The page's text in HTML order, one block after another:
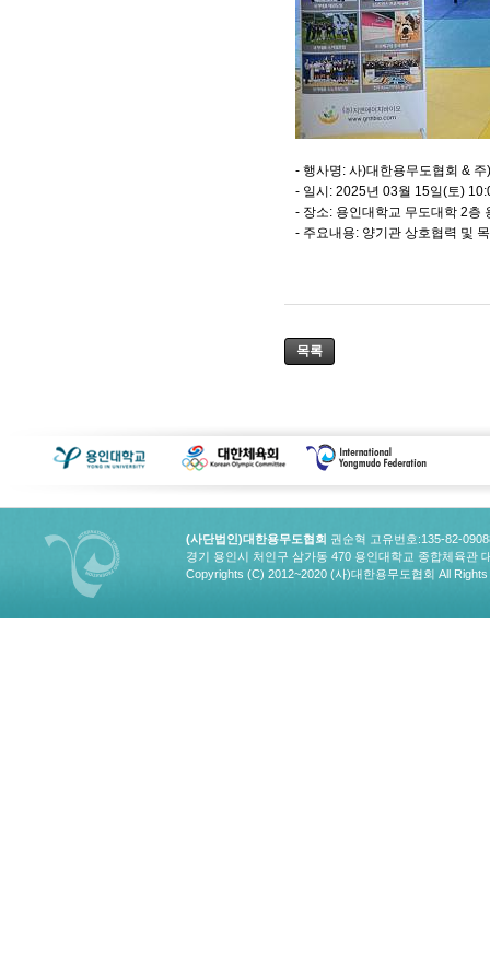
- 행사명: 사)대한용무도협회 &
- 일시: 2025년 03월 15일(토)
- 장소: 용인대학교 무도대학 2
- 주요내용: 양기관 상호협력 및
목록
(사단법인)대한용무도협회 권순혁 고유번호:135-82-
경기 용인시 처인구 삼가동 470 용인대학교 종합체육관
Copyrights (C) 2012~2020 (사)대한용무도협회 All